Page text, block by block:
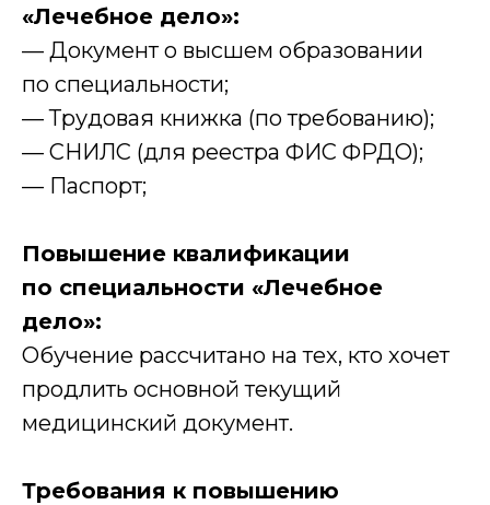
«Лечебное дело»:
— Документ о высшем образовании
по специальности;
— Трудовая книжка (по требованию);
— СНИЛС (для реестра ФИС ФРДО);
— Паспорт;
Повышение квалификации
по специальности «Лечебное
дело»:
Обучение рассчитано на тех, кто хочет
продлить основной текущий
медицинский документ.
Требования к повышению